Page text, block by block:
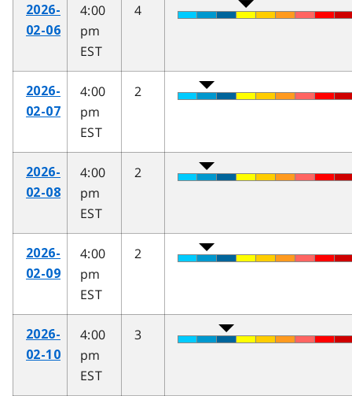
2026-
02-06
4:00
pm
EST
4
2026-
02-07
4:00
pm
EST
2
2026-
02-08
4:00
pm
EST
2
2026-
02-09
4:00
pm
EST
2
2026-
02-10
4:00
pm
EST
3